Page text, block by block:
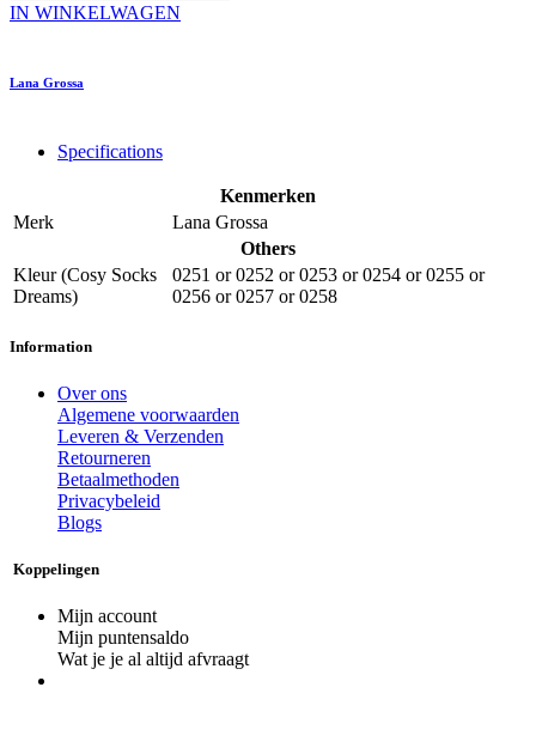
IN WINKELWAGEN
Lana Grossa
Specifications
Kenmerken
Merk
Lana Grossa
Others
Kleur (Cosy Socks
Dreams)
0251 or0252 or0253 or0254 or0255 or
0256 or0257 or0258
Information
Over ons
Algemene voorwaarden
Leveren & Verzenden
Retourneren
Betaalmethoden
Privacybeleid
Blogs
Koppelingen
Mijn account
Mijn puntensaldo
Wat je je al altijd afvraagt